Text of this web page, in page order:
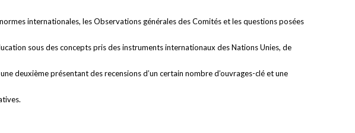
internationales, les Observations générales des Comités et les questions posées
sous des concepts pris des instruments internationaux des Nations Unies, de
deuxième présentant des recensions d’un certain nombre d’ouvrages-clé et une